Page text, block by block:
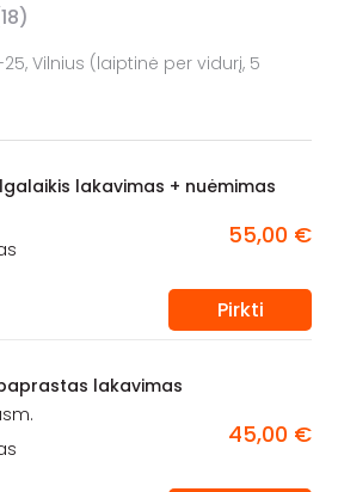
Vilnius (laiptinė per vidurį, 5
lakavimas + nuėmimas
55,00 €
Pirkti
lakavimas
45,00 €